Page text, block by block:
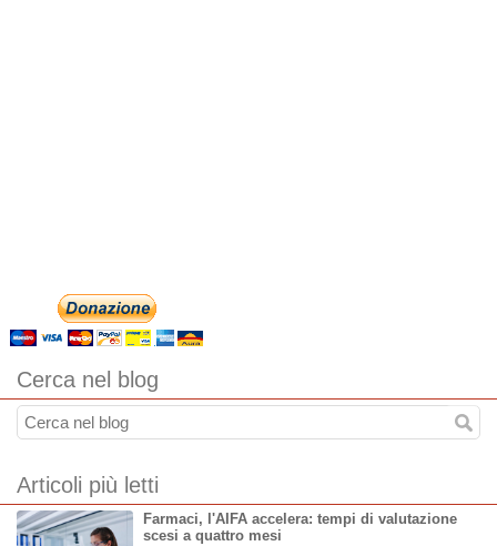
Cerca nel blog
Articoli più letti
Farmaci, l'AIFA accelera: tempi di valutazione
scesi a quattro mesi